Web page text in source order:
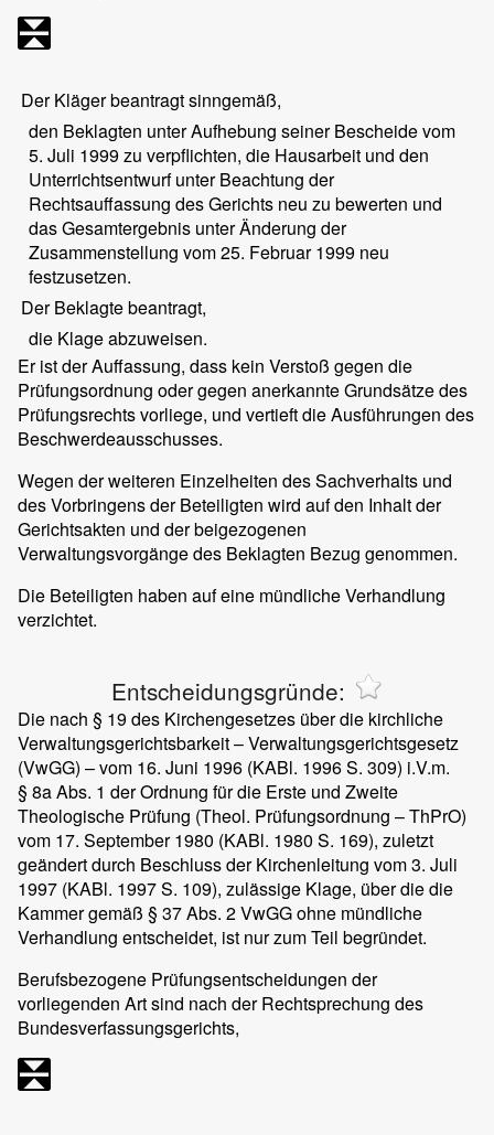
Der Kläger beantragt sinngemäß,
den Beklagten unter Aufhebung seiner Bescheide vom
5. Juli 1999 zu verpflichten, die Hausarbeit und den
Unterrichtsentwurf unter Beachtung der
Rechtsauffassung des Gerichts neu zu bewerten und
das Gesamtergebnis unter Änderung der
Zusammenstellung vom 25. Februar 1999 neu
festzusetzen.
Der Beklagte beantragt,
die Klage abzuweisen.
Er ist der Auffassung, dass kein Verstoß gegen die
Prüfungsordnung oder gegen anerkannte Grundsätze des
Prüfungsrechts vorliege, und vertieft die Ausführungen des
Beschwerdeausschusses.
Wegen der weiteren Einzelheiten des Sachverhalts und
des Vorbringens der Beteiligten wird auf den Inhalt der
Gerichtsakten und der beigezogenen
Verwaltungsvorgänge des Beklagten Bezug genommen.
Die Beteiligten haben auf eine mündliche Verhandlung
verzichtet.
Entscheidungsgründe:
Die nach § 19 des Kirchengesetzes über die kirchliche
Verwaltungsgerichtsbarkeit – Verwaltungsgerichtsgesetz
(VwGG) – vom 16. Juni 1996 (KABl. 1996 S. 309) i.V.m.
§ 8a Abs. 1 der Ordnung für die Erste und Zweite
Theologische Prüfung (Theol. Prüfungsordnung – ThPrO)
vom 17. September 1980 (KABl. 1980 S. 169), zuletzt
geändert durch Beschluss der Kirchenleitung vom 3. Juli
1997 (KABl. 1997 S. 109), zulässige Klage, über die die
Kammer gemäß § 37 Abs. 2 VwGG ohne mündliche
Verhandlung entscheidet, ist nur zum Teil begründet.
Berufsbezogene Prüfungsentscheidungen der
vorliegenden Art sind nach der Rechtsprechung des
Bundesverfassungsgerichts,